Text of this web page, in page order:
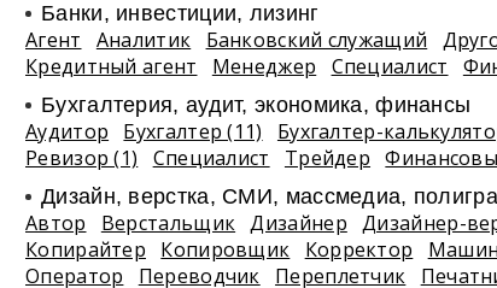
Банки, инвестиции, лизинг
Агент Аналитик Банковский служащий
Кредитный агент
Менеджер Специалист
Бухгалтерия, аудит, экономика, финансы
Аудитор Бухгалтер (11) Бухгалтер-
Ревизор (1)
Специалист Трейдер
Дизайн, верстка, СМИ, массмедиа,
Автор Верстальщик Дизайнер Дизайнер-
Копирайтер
Копировщик Корректор
Оператор
Переводчик Переплетчик